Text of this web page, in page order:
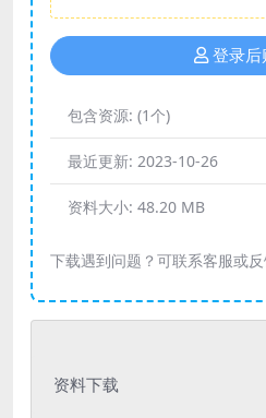
登录后
包含资源: (1个)
最近更新: 2023-10-26
资料大小: 48.20 MB
下载遇到问题？可联系客服或
资料下载